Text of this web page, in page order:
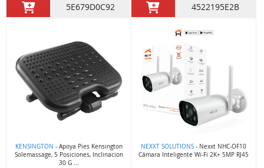
5E679D0C92 4522195E2B
KENSINGTON - Apoya Pies Kensington
Solemassage, 5 Posiciones, Inclinacion
30 G ...
NEXXT SOLUTIONS- Nexxt NHC-OF10
Cámara Inteligente Wi-Fi 2K+ 5MP RJ45